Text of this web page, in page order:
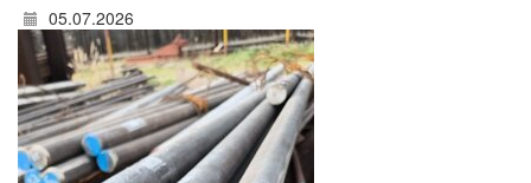
05.07.2026